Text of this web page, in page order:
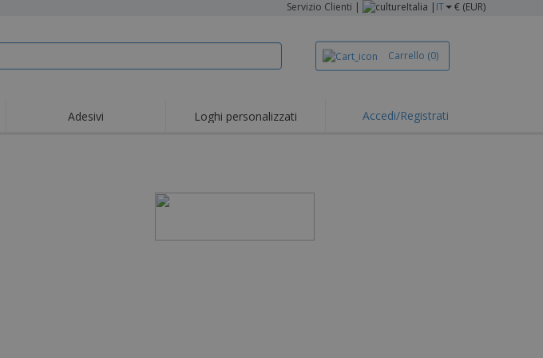
Servizio Clienti | Italia | IT € (EUR)
Carrello (0)
Adesivi Loghi personalizzati Accedi/Registrati